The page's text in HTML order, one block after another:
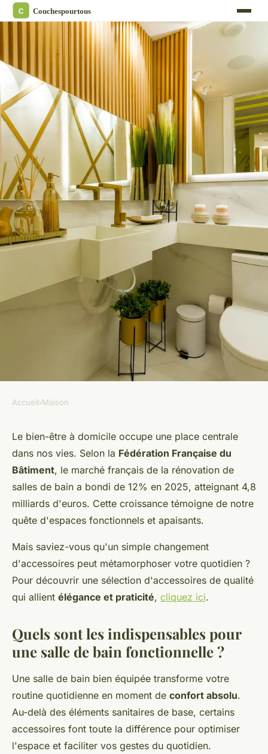
Rénovez votre salle de bain
avec des accessoires pratiques
et élégants
admin•27 novembre 2025 •7 min de lecture
Accueil›Maison
Le bien-être à domicile occupe une place centrale
dans nos vies. Selon la Fédération Française du
Bâtiment, le marché français de la rénovation de
salles de bain a bondi de 12% en 2025, atteignant 4,8
milliards d'euros. Cette croissance témoigne de notre
quête d'espaces fonctionnels et apaisants.
Mais saviez-vous qu'un simple changement
d'accessoires peut métamorphoser votre quotidien ?
Pour découvrir une sélection d'accessoires de qualité
qui allient élégance et praticité, cliquez ici.
Quels sont les indispensables pour
une salle de bain fonctionnelle ?
Une salle de bain bien équipée transforme votre
routine quotidienne en moment de confort absolu.
Au-delà des éléments sanitaires de base, certains
accessoires font toute la différence pour optimiser
l'espace et faciliter vos gestes du quotidien.